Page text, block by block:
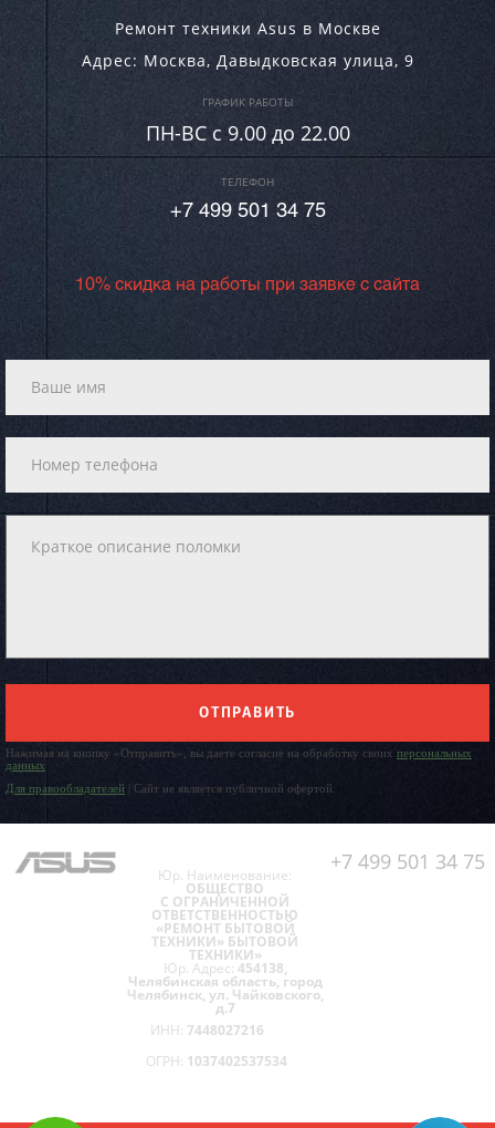
Ремонт техники Asus в Москве
Адрес: Москва, Давыдковская улица, 9
ГРАФИК РАБОТЫ
ПН-ВC c 9.00 до 22.00
ТЕЛЕФОН
+7 499 501 34 75
10% скидка на работы при заявке с сайта
ОТПРАВИТЬ
Нажимая на кнопку «Отправить», вы даете согласие на обработку своих персональных
данных
Для правообладателей | Сайт не является публичной офертой.
+7 499 501 34 75
Юр. Наименование:
ОБЩЕСТВО
С ОГРАНИЧЕННОЙ
ОТВЕТСТВЕННОСТЬЮ
«РЕМОНТ БЫТОВОЙ
ТЕХНИКИ» БЫТОВОЙ
ТЕХНИКИ»
Юр. Адрес: 454138,
Челябинская область, город
Челябинск, ул. Чайковского,
д.7
ИНН: 7448027216
ОГРН: 1037402537534